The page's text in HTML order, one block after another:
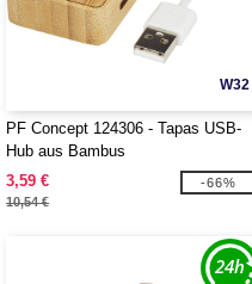
W32
PF Concept 124306 - Tapas USB-
Hub aus Bambus
3,59 €
10,54 €
-66%